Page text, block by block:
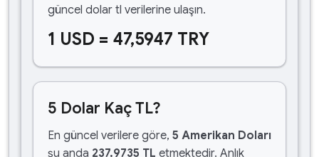
güncel dolar tl verilerine ulaşın.
1 USD = 47,5947 TRY
5 Dolar Kaç TL?
En güncel verilere göre, 5 Amerikan Doları
şu anda 237,9735 TL etmektedir. Anlık